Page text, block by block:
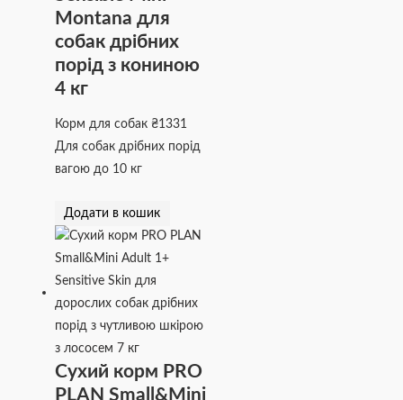
Montana для
собак дрібних
порід з кониною
4 кг
Корм для собак₴1331
Для собак дрібних порід
вагою до 10 кг
Додати в кошик
Сухий корм PRO
PLAN Small&Mini